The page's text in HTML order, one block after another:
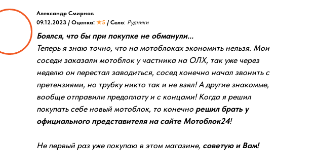
Боялся, что бы при покупке не обманули...
Теперь я знаю точно, что на мотоблоках экономить нельзя. Мои
соседи заказали мотоблок у частника на ОЛХ, так уже через
неделю он перестал заводиться, сосед конечно начал звонить с
претензиями, но трубку никто так и не взял! А другие знакомые,
вообще отправили предоплату и с концами! Когда я решил
покупать себе новый мотоблок, то конечно решил брать у
официального представителя на сайте Мотоблок24!
Не первый раз уже покупаю в этом магазине, советую и Вам!
Александр Смирнов
09.12.2023 / Оценка: ★5 / Село: Рудники